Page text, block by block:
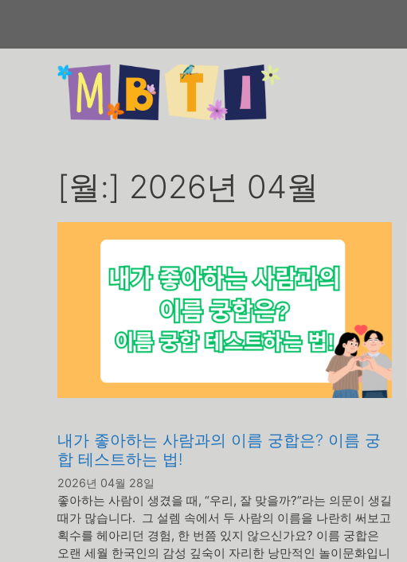
츠
[월:] 2026년 04월
내가 좋아하는 사람과의 이름 궁합은? 이름 궁
합 테스트하는 법!
2026년 04월 28일
좋아하는 사람이 생겼을 때, “우리, 잘 맞을까?”라는 의문이 생길
때가 많습니다. 그 설렘 속에서 두 사람의 이름을 나란히 써보고
획수를 헤아리던 경험, 한 번쯤 있지 않으신가요? 이름 궁합은
오랜 세월 한국인의 감성 깊숙이 자리한 낭만적인 놀이문화입니